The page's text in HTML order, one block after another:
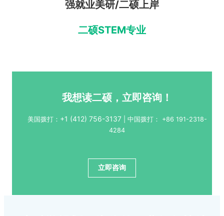
强就业美研/二硕上岸
二硕STEM专业
我想读二硕，立即咨询！
美国拨打： +1 (412) 756-3137| 中国拨打：
+86 191-2318-
4284
立即咨询